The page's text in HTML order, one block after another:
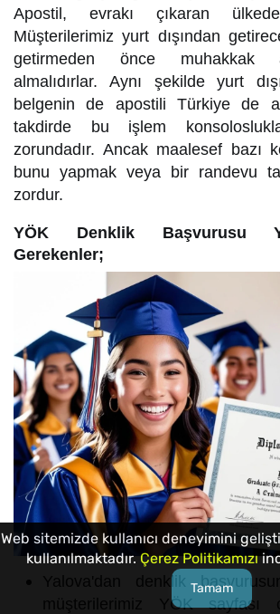
Apostil, evrakı çıkaran
Müşterilerimiz yurt dışından
getirmeden önce muhakkak
almalıdırlar. Aynı şekilde yurt
belgenin de apostili Türkiye de
takdirde bu işlem
zorundadır. Ancak maalesef bazı
bunu yapmak veya bir randevu
zordur.
YÖK Denklik Başvurusu
Gerekenler;
Yalova'dan denklik
müşterilerimiz YÖK sayfası
Web sitemizde kullanıcı deneyimini
kullanılmaktadır.Çerez Politikamızı
Tamam